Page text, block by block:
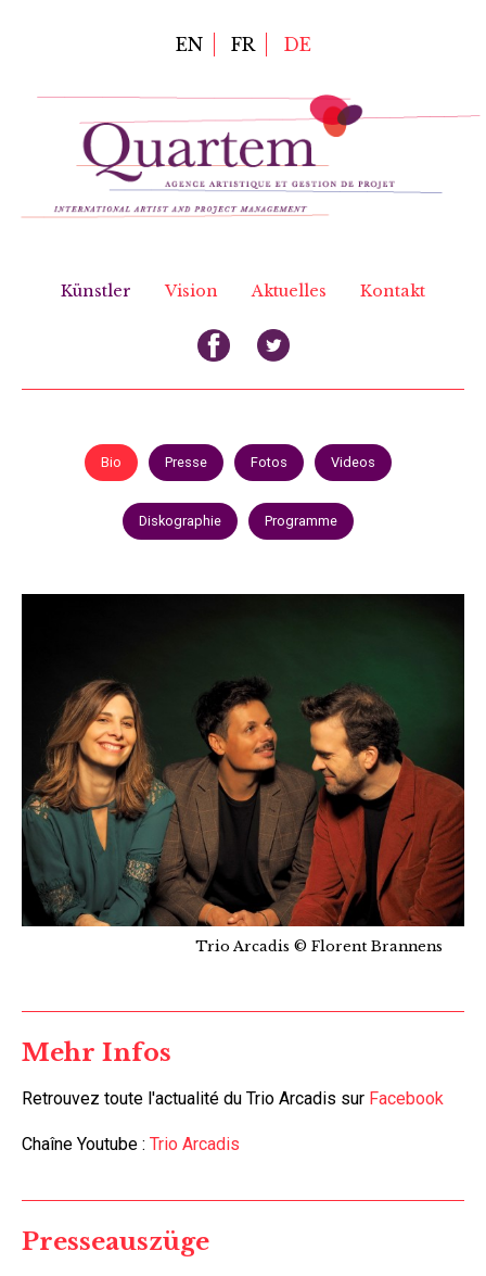
EN FR DE
Künstler Vision Aktuelles Kontakt
Bio Presse Fotos Videos
Diskographie Programme
Trio Arcadis © Florent Brannens
Mehr Infos
Retrouvez toute l'actualité du Trio Arcadis sur Facebook
Chaîne Youtube : Trio Arcadis
Presseauszüge